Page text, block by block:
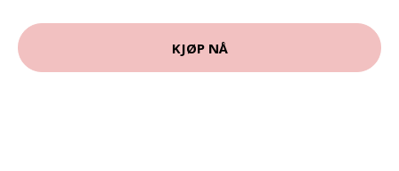
KJØP NÅ